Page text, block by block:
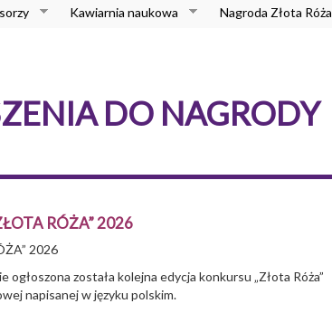
Kawiarnia naukowa Nagroda Złota Róża
DO NAGRODY
RÓŻA” 2026
2026
została kolejna edycja konkursu „Złota Róża”
napisanej w języku polskim.